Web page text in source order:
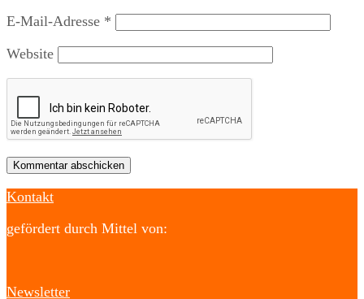
E-Mail-Adresse *
Website
Kontakt
gefördert durch Mittel von:
Newsletter